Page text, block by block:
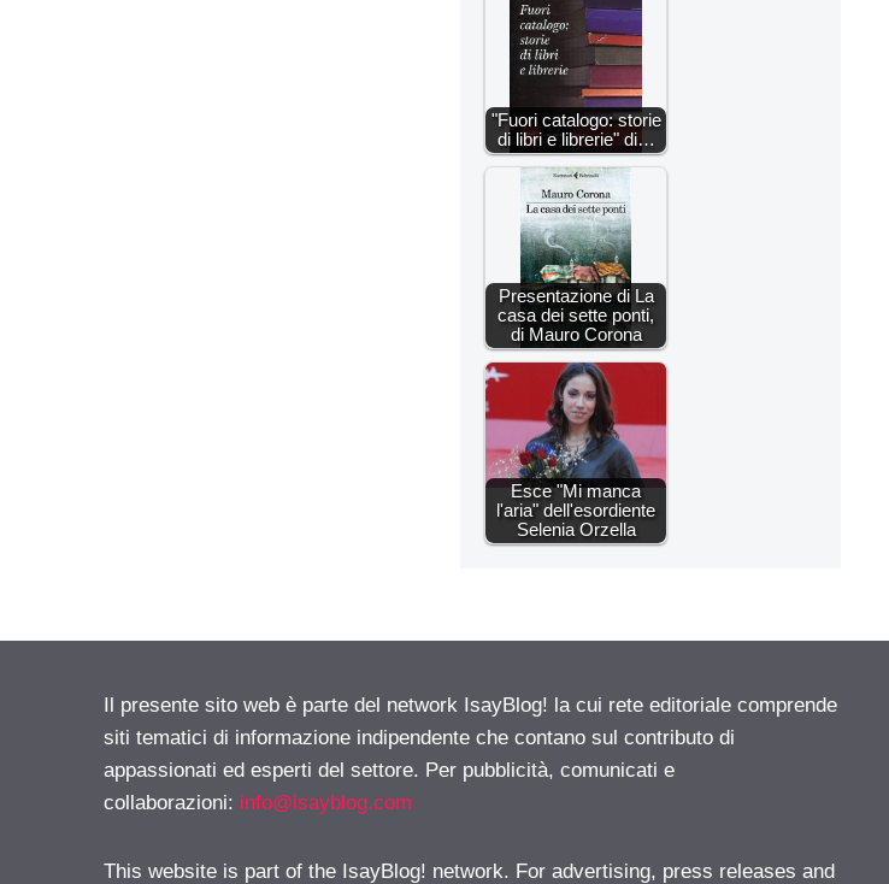
"Fuori catalogo: storie
di libri e librerie" di…
Presentazione di La
casa dei sette ponti,
di Mauro Corona
Esce "Mi manca
l'aria" dell'esordiente
Selenia Orzella
Il presente sito web è parte del network IsayBlog! la cui rete editoriale comprende
siti tematici di informazione indipendente che contano sul contributo di
appassionati ed esperti del settore. Per pubblicità, comunicati e
collaborazioni: info@isayblog.com
This website is part of the IsayBlog! network. For advertising, press releases and